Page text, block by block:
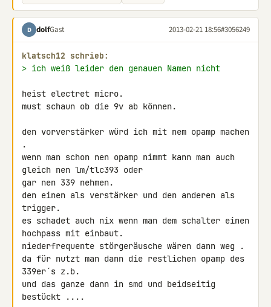
D dolfGast 2013-02-21 18:56#3056249
klatsch12 schrieb:
> ich weiß leider den genauen Namen nicht
heist electret micro.
must schaun ob die 9v ab können.
den vorverstärker würd ich mit nem opamp machen
.
wenn man schon nen opamp nimmt kann man auch
gleich nen lm/tlc393 oder
gar nen 339 nehmen.
den einen als verstärker und den anderen als
trigger.
es schadet auch nix wenn man dem schalter einen
hochpass mit einbaut.
niederfrequente störgeräusche wären dann weg .
da für nutzt man dann die restlichen opamp des
339er´s z.b.
und das ganze dann in smd und beidseitig
bestückt ....